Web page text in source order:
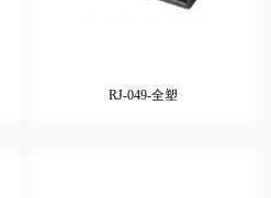
RJ-049-全塑